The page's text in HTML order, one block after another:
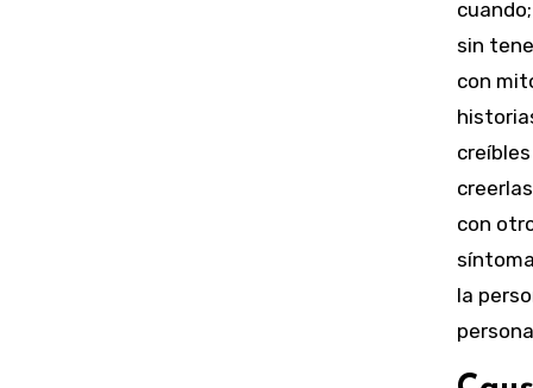
sin
con
con
la